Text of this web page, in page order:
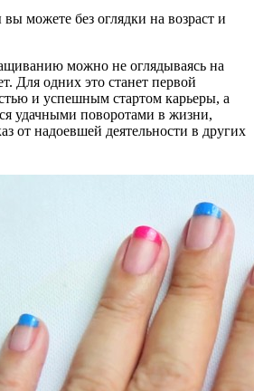
можете без оглядки на возраст и
можно не оглядываясь на
Для одних это станет первой
и успешным стартом карьеры, а
удачными поворотами в жизни,
от надоевшей деятельности в других